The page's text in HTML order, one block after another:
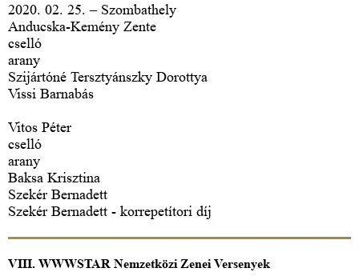
2020. 02. 25. – Szombathely
Anducska-Kemény Zente
cselló
arany
Szijártóné Tersztyánszky Dorottya
Vissi Barnabás
Vitos Péter
cselló
arany
Baksa Krisztina
Szekér Bernadett
Szekér Bernadett - korrepetítori díj
VIII. WWWSTAR Nemzetközi Zenei Versenyek